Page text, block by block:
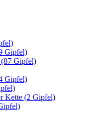
Gipfel)
Gipfel)
Gipfel)
Kette (2 Gipfel)